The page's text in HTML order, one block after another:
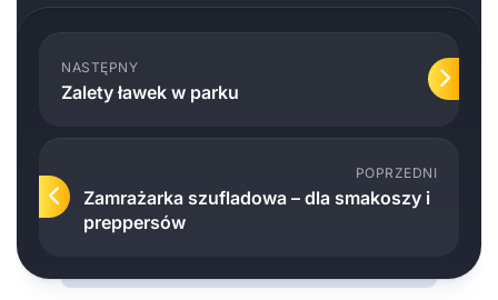
NASTĘPNY
Zalety ławek w parku
POPRZEDNI
Zamrażarka szufladowa – dla smakoszy i
preppersów